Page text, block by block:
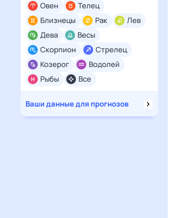
Все
Овен
Телец
Близнецы
Рак
Лев
Дева
Весы
Скорпион
Стрелец
Козерог
Водолей
Рыбы
Ваши данные для прогнозов